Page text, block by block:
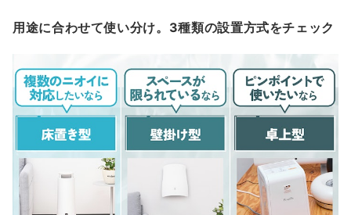
用途に合わせて使い分け。3種類の設置方式をチェック